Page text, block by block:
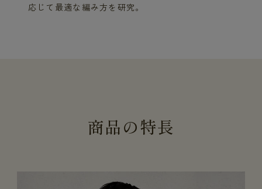
応じて最適な編み方を研究。
商品の特長